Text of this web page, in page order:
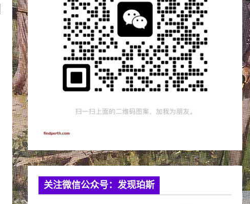
关注微信公众号：发现珀斯